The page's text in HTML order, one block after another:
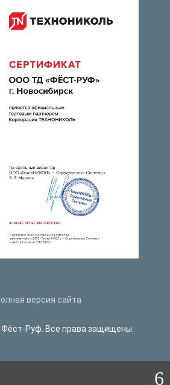
версия сайта
Руф. Все права защищены.